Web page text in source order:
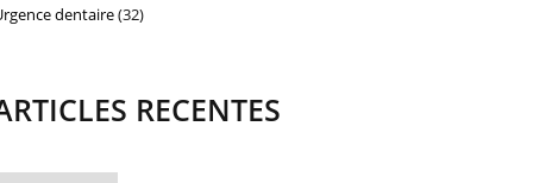
dentaire(32)
RECENTES